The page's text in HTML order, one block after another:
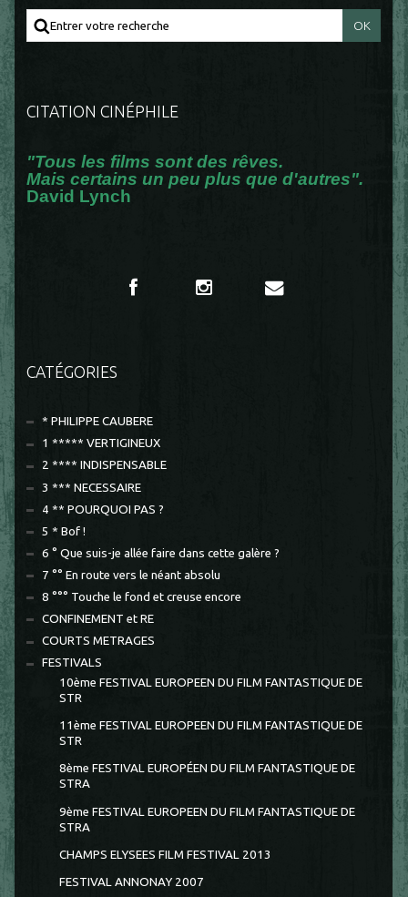
CITATION CINÉPHILE
"Tous les films sont des rêves.
Mais certains un peu plus que d'autres".
David Lynch
CATÉGORIES
* PHILIPPE CAUBERE
1 ***** VERTIGINEUX
2 **** INDISPENSABLE
3 *** NECESSAIRE
4 ** POURQUOI PAS ?
5 * Bof !
6 ° Que suis-je allée faire dans cette galère ?
7 °° En route vers le néant absolu
8 °°° Touche le fond et creuse encore
CONFINEMENT et RE
COURTS METRAGES
FESTIVALS
10ème FESTIVAL EUROPEEN DU FILM FANTASTIQUE DE
STR
11ème FESTIVAL EUROPEEN DU FILM FANTASTIQUE DE
STR
8ème FESTIVAL EUROPÉEN DU FILM FANTASTIQUE DE
STRA
9ème FESTIVAL EUROPEEN DU FILM FANTASTIQUE DE
STRA
CHAMPS ELYSEES FILM FESTIVAL 2013
FESTIVAL ANNONAY 2007